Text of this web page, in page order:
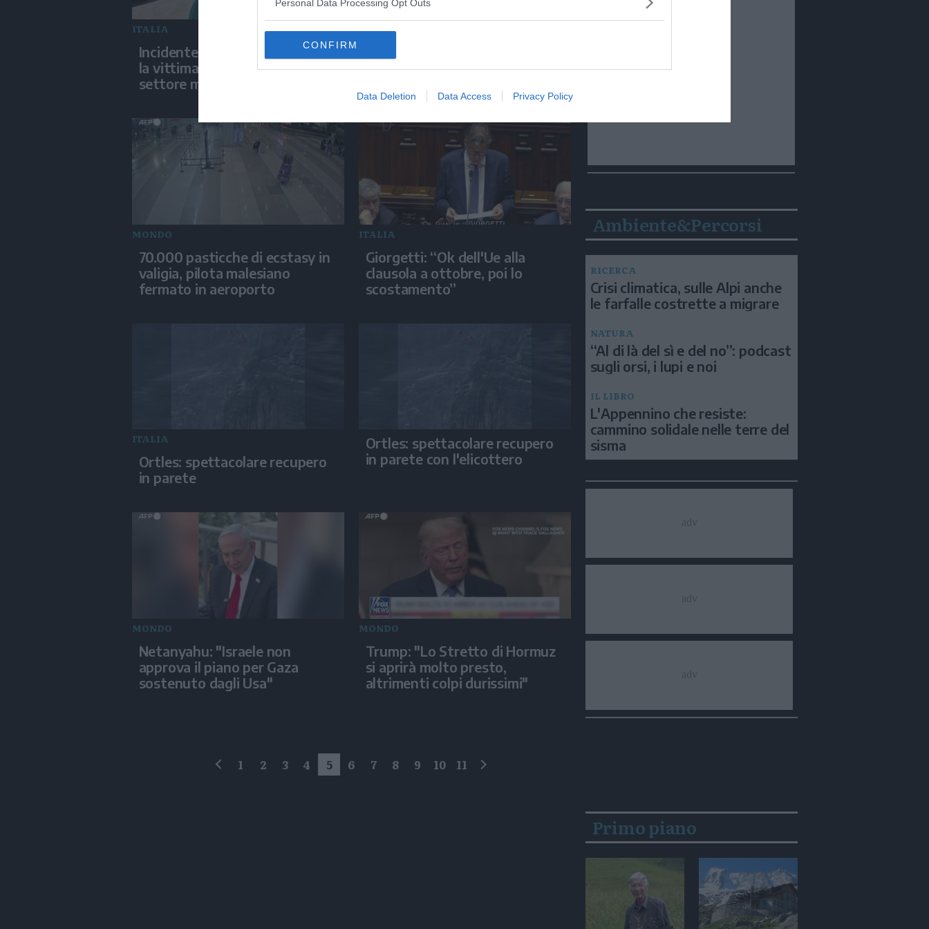
Personal Data Processing Opt Outs
CONFIRM
Data Deletion Data Access Privacy Policy
ITALIA
Incidente sul lavoro a Carrara:
la vittima un operario esperto
settore marmifero
ITALIA
inseguito dalla polizia finisce
MONDO
70.000 pasticche di ecstasy in
valigia, pilota malesiano
fermato in aeroporto
ITALIA
Giorgetti: “Ok dell'Ue alla
clausola a ottobre, poi lo
scostamento”
ITALIA
Ortles: spettacolare recupero
in parete
Ortles: spettacolare recupero
in parete con l'elicottero
MONDO
Netanyahu: "Israele non
approva il piano per Gaza
sostenuto dagli Usa"
MONDO
Trump: "Lo Stretto di Hormuz
si aprirà molto presto,
altrimenti colpi durissimi"
1 2 3 4 5 6 7 8 9 10 11
Ambiente&Percorsi
RICERCA
Crisi climatica, sulle Alpi anche
le farfalle costrette a migrare
NATURA
“Al di là del sì e del no”: podcast
sugli orsi, i lupi e noi
IL LIBRO
L'Appennino che resiste:
cammino solidale nelle terre del
sisma
Primo piano